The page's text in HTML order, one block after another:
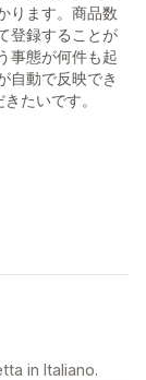
ります。商品数
登録することが
事態が何件も起
自動で反映でき
たいです。
in Italiano.